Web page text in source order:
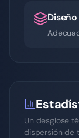
Un desglose
dispersión de